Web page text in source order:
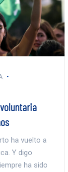
ha vuelto a
Y digo
ha sido